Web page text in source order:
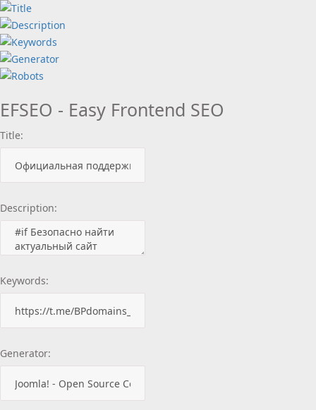
EFSEO - Easy Frontend SEO
Title:
Description:
Keywords:
Generator: